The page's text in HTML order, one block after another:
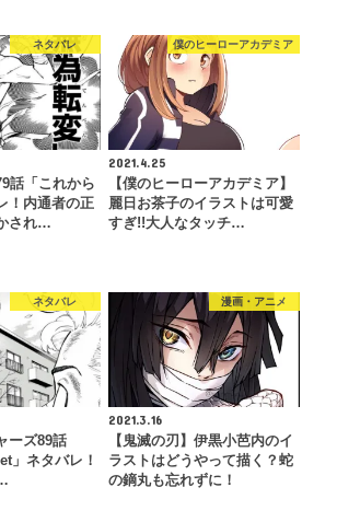
ネタバレ
話「これから
！内通者の正
され…
僕のヒーローアカデミア
2021.4.25
【僕のヒーローアカデミア】
麗日お茶子のイラストは可愛
すぎ!!大人なタッチ…
ネタバレ
ーズ89話
」ネタバレ！
漫画・アニメ
2021.3.16
【鬼滅の刃】伊黒小芭内のイ
ラストはどうやって描く？蛇
の鏑丸も忘れずに！